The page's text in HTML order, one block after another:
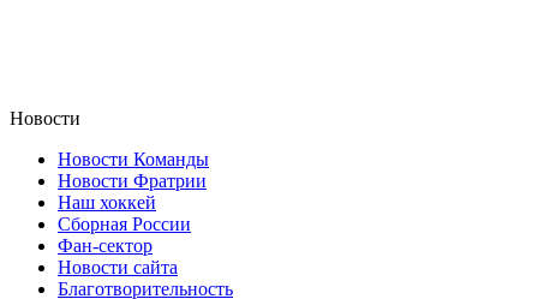
Новости
Новости Команды
Новости Фратрии
Наш хоккей
Сборная России
Фан-cектор
Новости сайта
Благотворительность